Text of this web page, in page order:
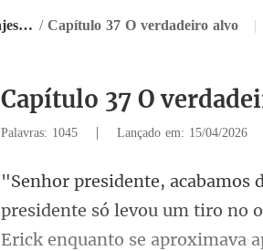
A primeira-dama sai, Sua Majestade chega / Capítulo 37 O verdadeiro alvo |
Capítulo 37 O
Palavras: 1045 | Lançado em: 15/04/2026
evou um tiro no
Erick enquanto se apro